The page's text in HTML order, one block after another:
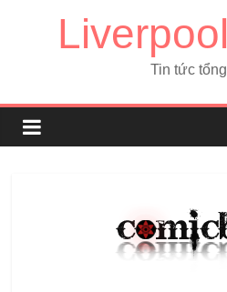
Tin tức